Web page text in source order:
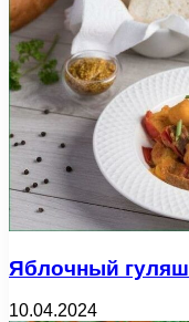
Яблочный гуляш
10.04.2024